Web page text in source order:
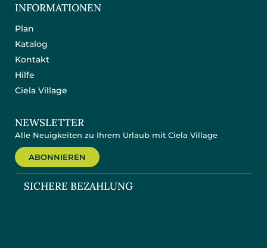
INFORMATIONEN
Plan
Katalog
Kontakt
Hilfe
Ciela Village
NEWSLETTER
Alle Neuigkeiten zu Ihrem Urlaub mit Ciela Village
ABONNIEREN
SICHERE BEZAHLUNG